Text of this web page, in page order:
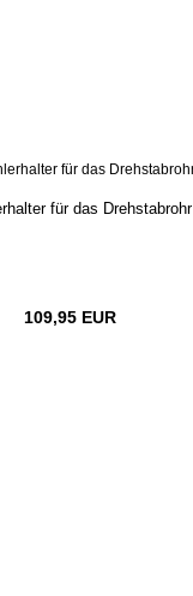
für das Drehstabrohr
109,95 EUR